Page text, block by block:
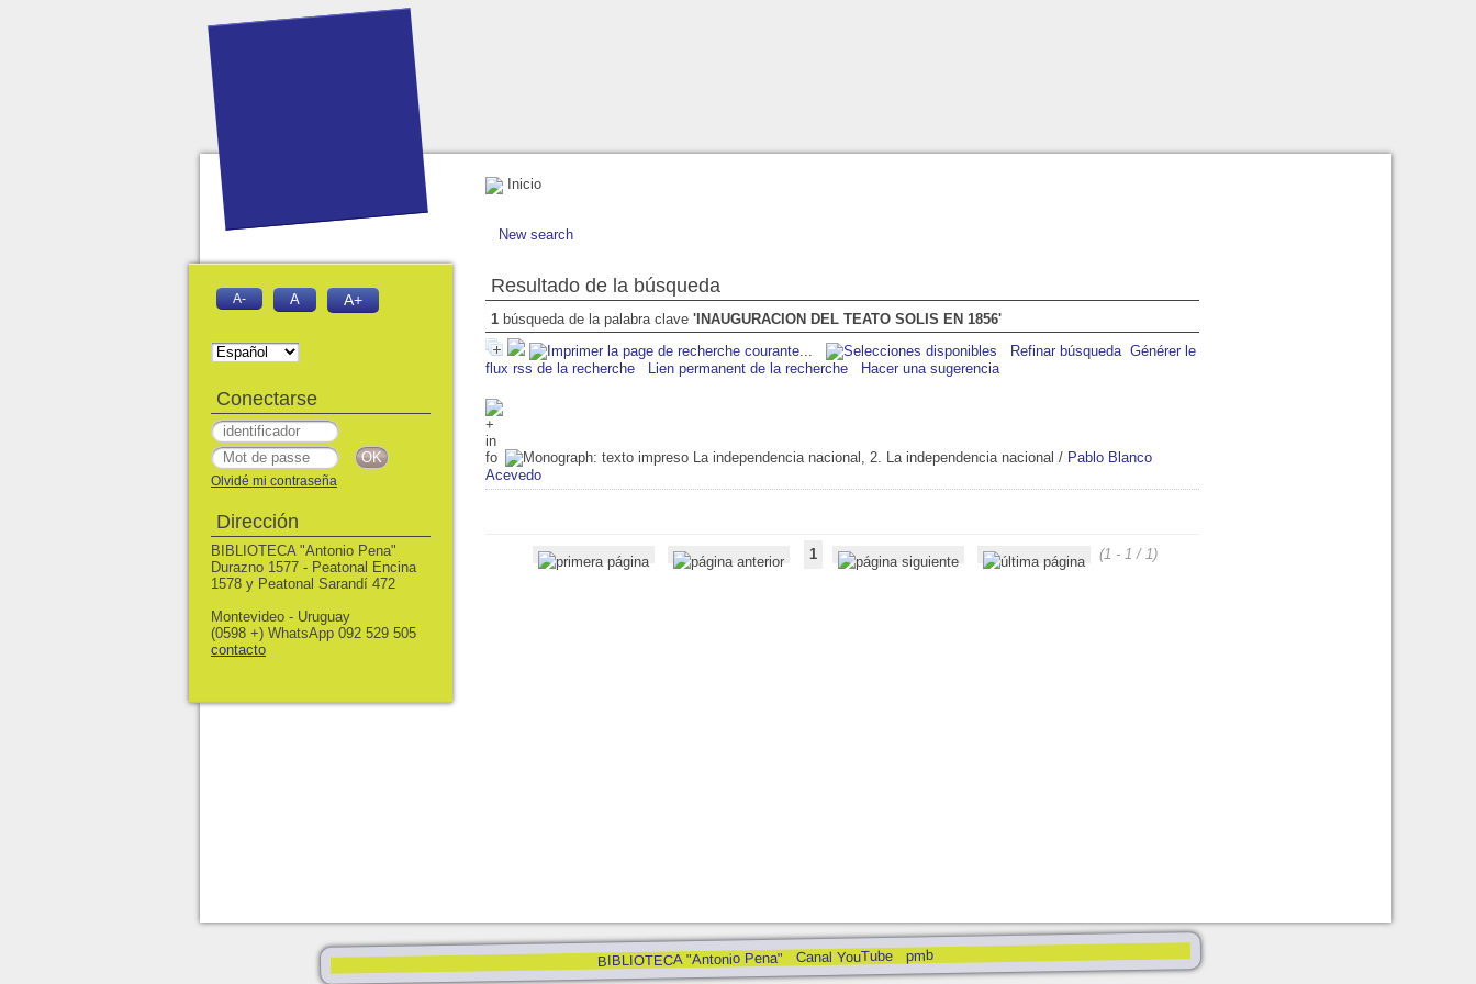
Inicio
New search
Resultado de la búsqueda
1 búsqueda de la palabra clave 'INAUGURACION DEL TEATO SOLIS EN 1856'
Refinar búsqueda Générer le
flux rss de la recherche
Lien permanent de la recherche Hacer una sugerencia
La independencia nacional, 2. La independencia nacional / Pablo Blanco
Acevedo
1 (1 - 1 / 1)
BIBLIOTECA "Antonio Pena" Canal YouTube pmb
A- A A+
Conectarse
Olvidé mi contraseña
Dirección
BIBLIOTECA "Antonio Pena"
Durazno 1577 - Peatonal Encina
1578 y Peatonal Sarandí 472
Montevideo - Uruguay
(0598 +) WhatsApp 092 529 505
contacto